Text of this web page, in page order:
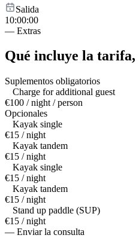
Salida
10:00:00
— Extras
Qué incluye la tarifa,
Suplementos obligatorios
Charge for additional guest
€100 / night / person
Opcionales
Kayak single
€15 / night
Kayak tandem
€15 / night
Kayak single
€15 / night
Kayak tandem
€15 / night
Stand up paddle (SUP)
€15 / night
— Enviar la consulta